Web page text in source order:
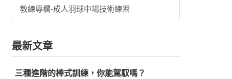
教練專欄-成人羽球中場技術練習
最新文章
三種進階的棒式訓練，你能駕馭嗎？